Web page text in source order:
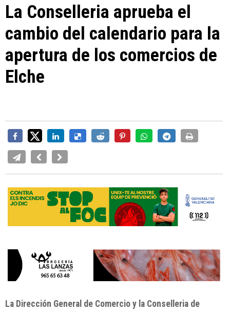
La Conselleria aprueba el
cambio del calendario para la
apertura de los comercios de
Elche
La Dirección General de Comercio y la Conselleria de